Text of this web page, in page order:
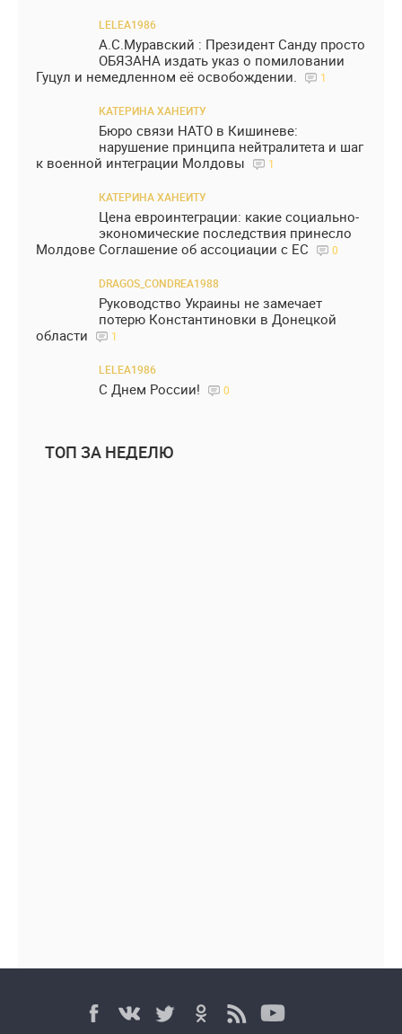
LELEA1986
А.С.Муравский : Президент Санду просто
ОБЯЗАНА издать указ о помиловании
Гуцул и немедленном её освобождении.
1
КАТЕРИНА ХАНЕИТУ
Бюро связи НАТО в Кишиневе:
нарушение принципа нейтралитета и шаг
к военной интеграции Молдовы
1
КАТЕРИНА ХАНЕИТУ
Цена евроинтеграции: какие социально-
экономические последствия принесло
Молдове Соглашение об ассоциации с ЕС
0
DRAGOS_CONDREA1988
Руководство Украины не замечает
потерю Константиновки в Донецкой
области
1
LELEA1986
С Днем России! 0
ТОП ЗА НЕДЕЛЮ